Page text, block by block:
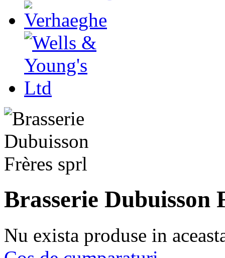
Brasserie Dubuisson
Nu exista produse in